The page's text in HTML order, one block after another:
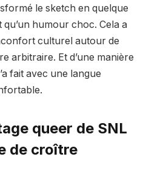
le sketch en quelque
humour choc. Cela a
culturel autour de
arbitraire. Et d’une manière
fait avec une langue
queer de SNL
de croître